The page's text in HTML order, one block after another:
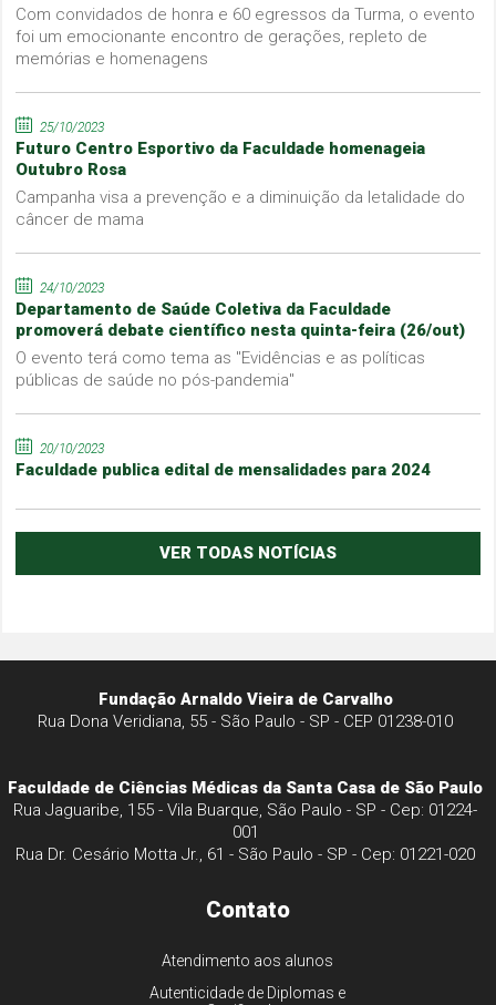
Com convidados de honra e 60 egressos da Turma, o evento
foi um emocionante encontro de gerações, repleto de
memórias e homenagens
25/10/2023
Futuro Centro Esportivo da Faculdade homenageia
Outubro Rosa
Campanha visa a prevenção e a diminuição da letalidade do
câncer de mama
24/10/2023
Departamento de Saúde Coletiva da Faculdade
promoverá debate científico nesta quinta-feira (26/out)
O evento terá como tema as "Evidências e as políticas
públicas de saúde no pós-pandemia"
20/10/2023
Faculdade publica edital de mensalidades para 2024
VER TODAS NOTÍCIAS
Fundação Arnaldo Vieira de Carvalho
Rua Dona Veridiana, 55 - São Paulo - SP - CEP 01238-010
Faculdade de Ciências Médicas da Santa Casa de São Paulo
Rua Jaguaribe, 155 - Vila Buarque, São Paulo - SP - Cep: 01224-
001
Rua Dr. Cesário Motta Jr., 61 - São Paulo - SP - Cep: 01221-020
Contato
Atendimento aos alunos
Autenticidade de Diplomas e